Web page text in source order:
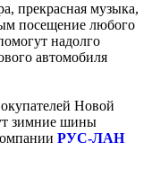
прекрасная музыка,
посещение любого
надолго
автомобиля
Новой
зимние шины
РУС-ЛАН